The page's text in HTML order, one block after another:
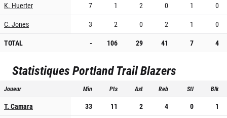
K. Huerter
7 1 2 0 1
0
C. Jones
3 2 0 2 1
0
TOTAL
- 106 29 41 7 4
StatistiquesPortland Trail Blazers
Joueur Min Pts Ast Reb Stl Blk
T. Camara 33 11 2 4 0
1